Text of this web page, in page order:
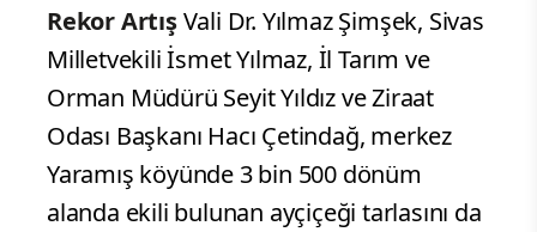
Rekor ArtışVali Dr. Yılmaz Şimşek, Sivas
Milletvekili İsmet Yılmaz, İl Tarım ve
Orman Müdürü Seyit Yıldız ve Ziraat
Odası Başkanı Hacı Çetindağ, merkez
Yaramış köyünde 3 bin 500 dönüm
alanda ekili bulunan ayçiçeği tarlasını da